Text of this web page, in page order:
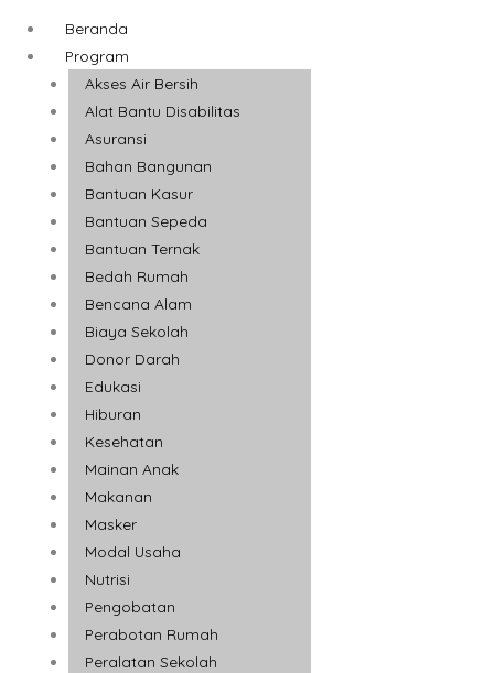
Beranda
Program
Akses Air Bersih
Alat Bantu Disabilitas
Asuransi
Bahan Bangunan
Bantuan Kasur
Bantuan Sepeda
Bantuan Ternak
Bedah Rumah
Bencana Alam
Biaya Sekolah
Donor Darah
Edukasi
Hiburan
Kesehatan
Mainan Anak
Makanan
Masker
Modal Usaha
Nutrisi
Pengobatan
Perabotan Rumah
Peralatan Sekolah